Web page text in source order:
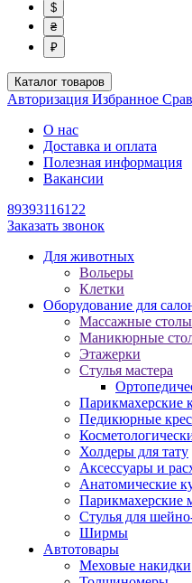
$
₴
₽
Каталог товаров
Авторизация Избранное
О нас
Доставка и оплата
Полезная информация
Вакансии
89393116122
Заказать звонок
Для животных
Вольеры
Клетки
Оборудование для
Массажные
Маникюрные
Этажерки
Стулья мастера
Парикмахерские
Педикюрные
Холдеры для тату
Аксессуары и
Анатомические
Парикмахерские
Стулья для
Ширмы
Автотовары
Меховые накидки